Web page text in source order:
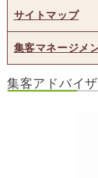
サイトマップ
集客マネージメ
集客アドバイ